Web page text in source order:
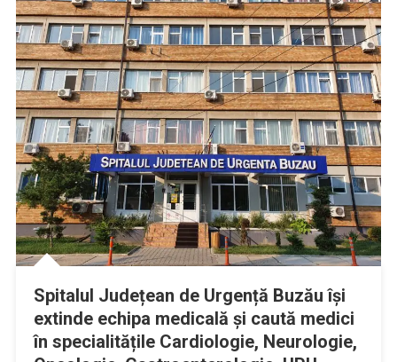
Spitalul Județean de Urgență Buzău își
extinde echipa medicală și caută medici
în specialitățile Cardiologie, Neurologie,